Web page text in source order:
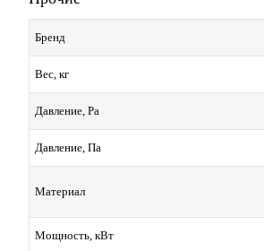
Бренд
Вес, кг
Давление, Pa
Давление, Па
Материал
Мощность, кВт